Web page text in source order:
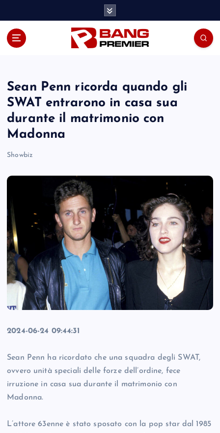
Sean Penn ricorda quando gli
SWAT entrarono in casa sua
durante il matrimonio con
Madonna
Showbiz
2024-06-24 09:44:31
Sean Penn ha ricordato che una squadra degli SWAT,
ovvero unità speciali delle forze dell’ordine, fece
irruzione in casa sua durante il matrimonio con
Madonna.
L’attore 63enne è stato sposato con la pop star dal 1985